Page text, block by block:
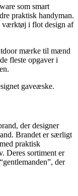
som smart
praktisk handyman.
værktøj i flot design af
mærke til mænd
fleste opgaver i
gaveæske.
der designer
Brandet er særligt
praktisk
Deres sortiment er
der